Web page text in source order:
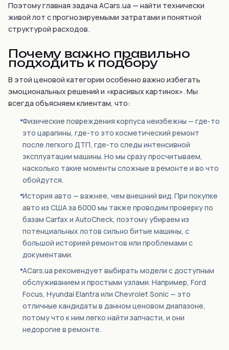
Поэтому главная задача ACars.ua — найти технически
живой лот с прогнозируемыми затратами и понятной
структурой расходов.
Почему важно правильно
подходить к подбору
В этой ценовой категории особенно важно избегать
эмоциональных решений и «красивых картинок». Мы
всегда объясняем клиентам, что:
Физические повреждения корпуса неизбежны — где-то
это царапины, где-то это косметический ремонт
после легкого ДТП, где-то следы интенсивной
эксплуатации машины. Но мы сразу просчитываем,
насколько такие моменты сложные в ремонте и во что
обойдутся.
История авто — важнее, чем внешний вид. При покупке
авто из США за 6000 мы также проводим проверку по
базам Carfax и AutoCheck, поэтому убираем из
потенциальных лотов сильно битые машины, с
большой историей ремонтов или проблемами с
документами.
ACars.ua рекомендует выбирать модели с доступным
обслуживанием и простыми узлами. Например, Ford
Focus, Hyundai Elantra или Chevrolet Sonic — это
отличные кандидаты в данном ценовом диапазоне,
потому что к ним легко найти запчасти, и они
недорогие в ремонте.